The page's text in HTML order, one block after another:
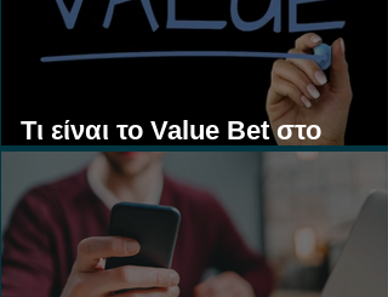
Τι είναι το Value Bet στο
Στοίχημα;